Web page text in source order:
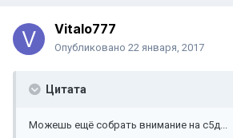
Vitalo777
Опубликовано 22 января, 2017
Цитата
Можешь ещё собрать внимание на с5д...